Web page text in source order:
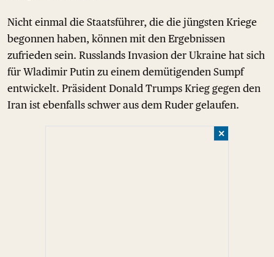
Nicht einmal die Staatsführer, die die jüngsten Kriege
begonnen haben, können mit den Ergebnissen
zufrieden sein. Russlands Invasion der Ukraine hat sich
für Wladimir Putin zu einem demütigenden Sumpf
entwickelt. Präsident Donald Trumps Krieg gegen den
Iran ist ebenfalls schwer aus dem Ruder gelaufen.
✕